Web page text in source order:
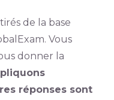
de la base
Vous
donner la
réponses sont